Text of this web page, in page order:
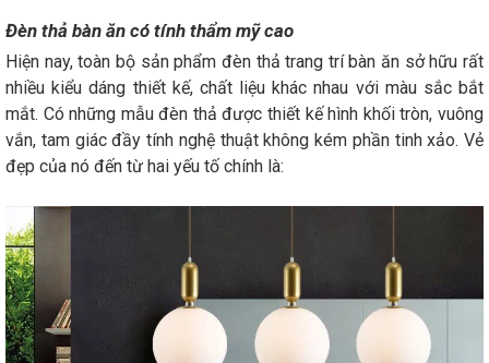
Đèn thả bàn ăn có tính thẩm mỹ cao
Hiện nay, toàn bộ sản phẩm đèn thả trang trí bàn ăn sở hữu rất
nhiều kiểu dáng thiết kế, chất liệu khác nhau với màu sắc bắt
mắt. Có những mẫu đèn thả được thiết kế hình khối tròn, vuông
vắn, tam giác đầy tính nghệ thuật không kém phần tinh xảo. Vẻ
đẹp của nó đến từ hai yếu tố chính là: